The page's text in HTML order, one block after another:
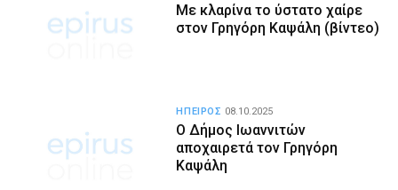
Με κλαρίνα το ύστατο χαίρε
στον Γρηγόρη Καψάλη (βίντεο)
Ο Δήμος Ιωαννιτών
αποχαιρετά τον Γρηγόρη
Καψάλη
ΗΠΕΙΡΟΣ 08.10.2025